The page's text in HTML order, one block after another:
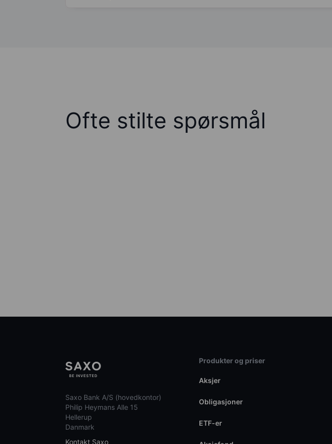
Ofte stilte spørsmål
Saxo Bank A/S (hovedkontor)
Philip Heymans Alle 15
Hellerup
Danmark
Kontakt Saxo
Produkter og priser
Aksjer
Obligasjoner
ETF-er